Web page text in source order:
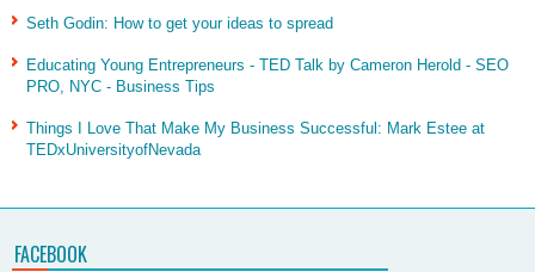
Seth Godin: How to get your ideas to spread
Educating Young Entrepreneurs - TED Talk by Cameron Herold - SEO
PRO, NYC - Business Tips
Things I Love That Make My Business Successful: Mark Estee at
TEDxUniversityofNevada
FACEBOOK